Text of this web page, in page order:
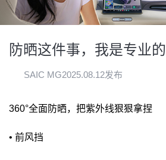
防晒这件事，我是专业的
SAIC MG2025.08.12发布
360°全面防晒，把紫外线狠狠拿捏
• 前风挡